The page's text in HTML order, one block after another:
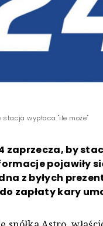
wypłaca "ile może"
zaprzecza, by
pojawiły
z byłych
zapłaty kary